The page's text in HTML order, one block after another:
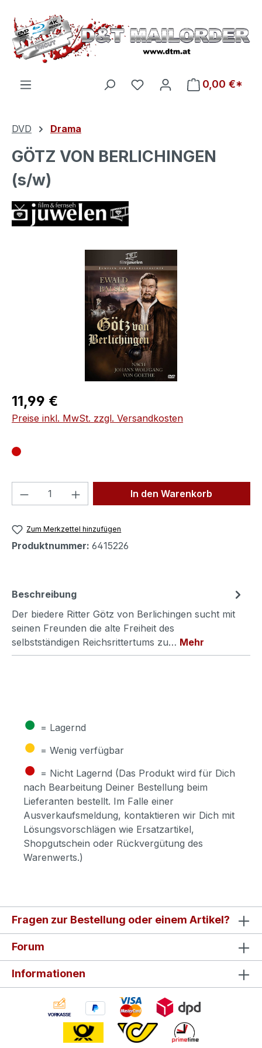
Zum Hauptinhalt springen
Du hast 0 Produkte auf
0,00 €*
DVD Drama
GÖTZ VON BERLICHINGEN
(s/w)
Bildergalerie überspringen
Regulärer Preis:
11,99 €
Preise inkl. MwSt. zzgl. Versandkosten
Produkt Anzahl: Gib denIn den Warenkorb
Zum Merkzettel hinzufügen
Produktnummer: 6415226
Beschreibung
Der biedere Ritter Götz von Berlichingen sucht mit
seinen Freunden die alte Freiheit des
selbstständigen Reichsrittertums zu… Mehr
● = Lagernd
● = Wenig verfügbar
● = Nicht Lagernd (Das Produkt wird für Dich
nach Bearbeitung Deiner Bestellung beim
Lieferanten bestellt. Im Falle einer
Ausverkaufsmeldung, kontaktieren wir Dich mit
Lösungsvorschlägen wie Ersatzartikel,
Shopgutschein oder Rückvergütung des
Warenwerts.)
Fragen zur Bestellung oder einem Artikel?
Forum
Informationen